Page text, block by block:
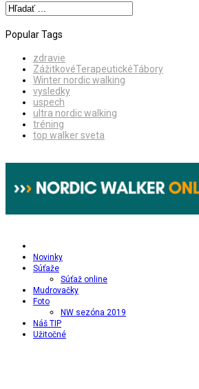
Popular Tags
zdravie
ZážitkovéTerapeutickéTábory
Winter nordic walking
vysledky
uspech
ultra nordic walking
tréning
top walker sveta
Novinky
Súťaže
Súťaž online
Mudrovačky
Foto
NW sezóna 2019
Náš TIP
Užitočné